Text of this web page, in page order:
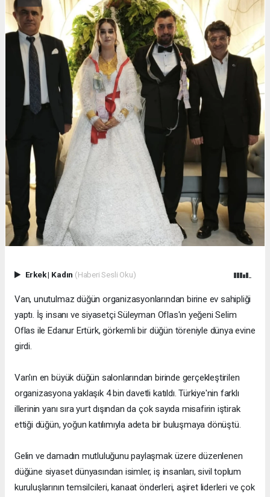
Erkek| Kadın (Haberi Sesli Oku)
Van, unutulmaz düğün organizasyonlarından birine ev sahipliği
yaptı. İş insanı ve siyasetçi Süleyman Oflas'ın yeğeni Selim
Oflas ile Edanur Ertürk, görkemli bir düğün töreniyle dünya evine
girdi.
Van'ın en büyük düğün salonlarından birinde gerçekleştirilen
organizasyona yaklaşık 4 bin davetli katıldı. Türkiye'nin farklı
illerinin yanı sıra yurt dışından da çok sayıda misafirin iştirak
ettiği düğün, yoğun katılımıyla adeta bir buluşmaya dönüştü.
Gelin ve damadın mutluluğunu paylaşmak üzere düzenlenen
düğüne siyaset dünyasından isimler, iş insanları, sivil toplum
kuruluşlarının temsilcileri, kanaat önderleri, aşiret liderleri ve çok